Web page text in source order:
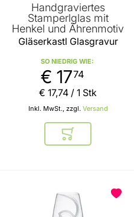
Handgraviertes
Stamperlglas mit
Henkel und Ährenmotiv
Gläserkastl Glasgravur
SO NIEDRIG WIE
€ 1774
Inkl. MwSt., zzgl. Versand
€ 17,74 / 1 Stk
In den